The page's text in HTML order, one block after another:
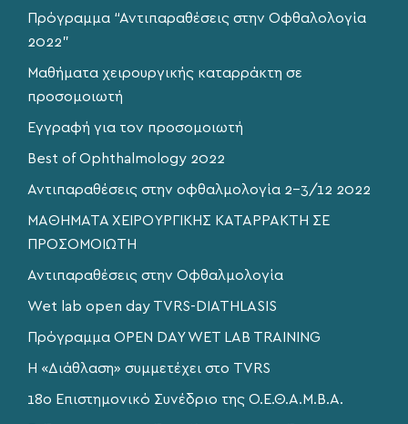
Πρόγραμμα “Αντιπαραθέσεις στην Οφθαλολογία
2022”
Μαθήματα χειρουργικής καταρράκτη σε
προσομοιωτή
Εγγραφή για τον προσομοιωτή
Best of Ophthalmology 2022
Αντιπαραθέσεις στην οφθαλμολογία 2-3/12 2022
ΜΑΘΗΜΑΤΑ ΧΕΙΡΟΥΡΓΙΚΗΣ ΚΑΤΑΡΡΑΚΤΗ ΣΕ
ΠΡΟΣΟΜΟΙΩΤΗ
Αντιπαραθέσεις στην Οφθαλμολογία
Wet lab open day TVRS-DIATHLASIS
Πρόγραμμα OPEN DAY WET LAB TRAINING
Η «Διάθλαση» συμμετέχει στο TVRS
18o Επιστημονικό Συνέδριο της Ο.Ε.Θ.Α.Μ.Β.Α.